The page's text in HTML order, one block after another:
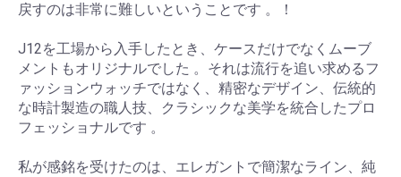
戻すのは非常に難しいということです 。！
J12を工場から入手したとき、ケースだけでなくムーブ
メントもオリジナルでした 。それは流行を追い求めるフ
ァッションウォッチではなく、精密なデザイン、伝統的
な時計製造の職人技、クラシックな美学を統合したプロ
フェッショナルです 。
私が感銘を受けたのは、エレガントで簡潔なライン、純